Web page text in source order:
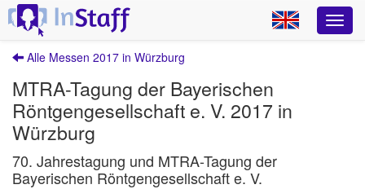
Alle Messen 2017 in Würzburg
MTRA-Tagung der Bayerischen
Röntgengesellschaft e. V. 2017 in
Würzburg
70. Jahrestagung und MTRA-Tagung der
Bayerischen Röntgengesellschaft e. V.